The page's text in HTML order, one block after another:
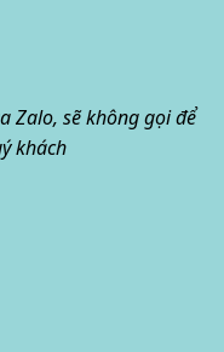
Zalo, sẽ không gọi để
khách